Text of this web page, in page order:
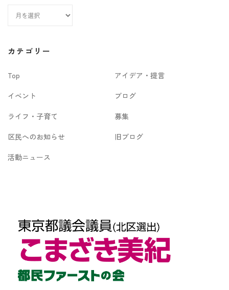
カ
ブ
カテゴリー
Top
アイデア・提言
イベント
ブログ
ライフ・子育て
募集
区民へのお知らせ
旧ブログ
活動ニュース